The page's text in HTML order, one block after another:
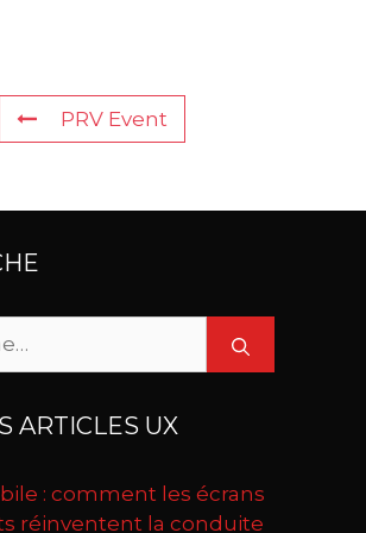
PRV Event
ARTICLES UX
: comment les écrans
réinventent la conduite